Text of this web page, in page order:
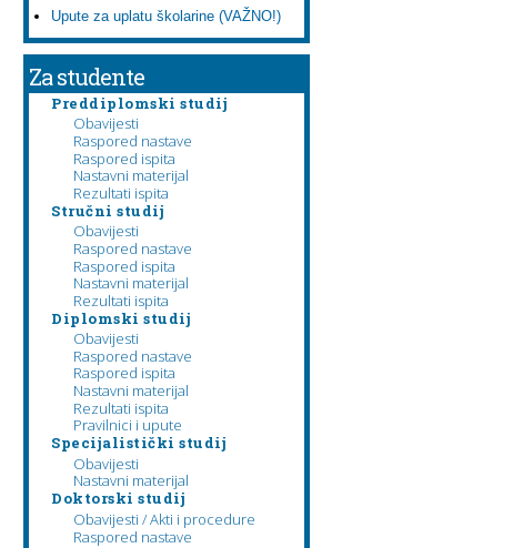
Upute za uplatu školarine (VAŽNO!)
Za studente
Preddiplomski studij
Obavijesti
Raspored nastave
Raspored ispita
Nastavni materijal
Rezultati ispita
Stručni studij
Obavijesti
Raspored nastave
Raspored ispita
Nastavni materijal
Rezultati ispita
Diplomski studij
Obavijesti
Raspored nastave
Raspored ispita
Nastavni materijal
Rezultati ispita
Pravilnici i upute
Specijalistički studij
Obavijesti
Nastavni materijal
Doktorski studij
Obavijesti / Akti i procedure
Raspored nastave